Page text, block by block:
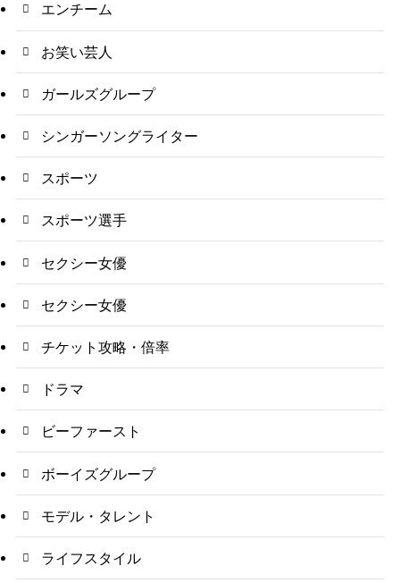
エンチーム
お笑い芸人
ガールズグループ
シンガーソングライター
スポーツ
スポーツ選手
セクシー女優
セクシー女優
チケット攻略・倍率
ドラマ
ビーファースト
ボーイズグループ
モデル・タレント
ライフスタイル